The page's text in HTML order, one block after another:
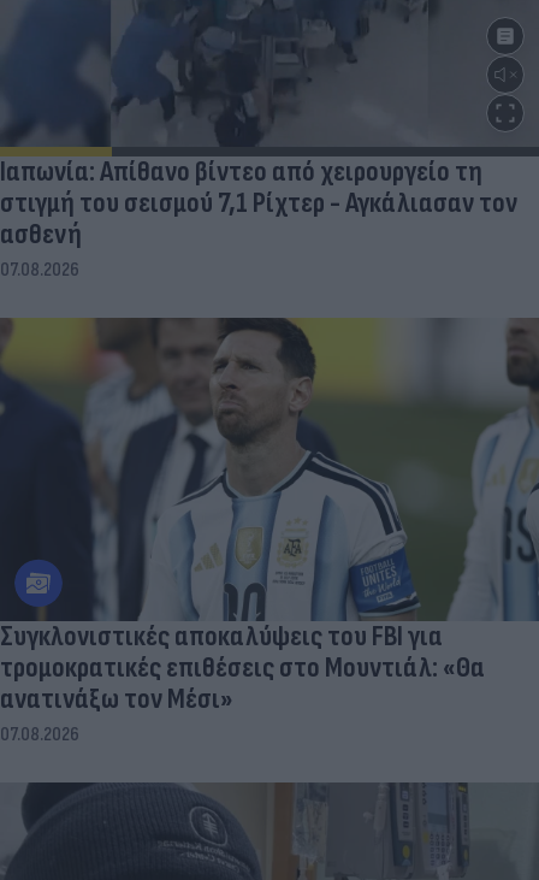
Ιαπωνία: Απίθανο βίντεο από χειρουργείο τη
στιγμή του σεισμού 7,1 Ρίχτερ - Αγκάλιασαν τον
ασθενή
07.08.2026
Συγκλονιστικές αποκαλύψεις του FBI για
τρομοκρατικές επιθέσεις στο Μουντιάλ: «Θα
ανατινάξω τον Μέσι»
07.08.2026